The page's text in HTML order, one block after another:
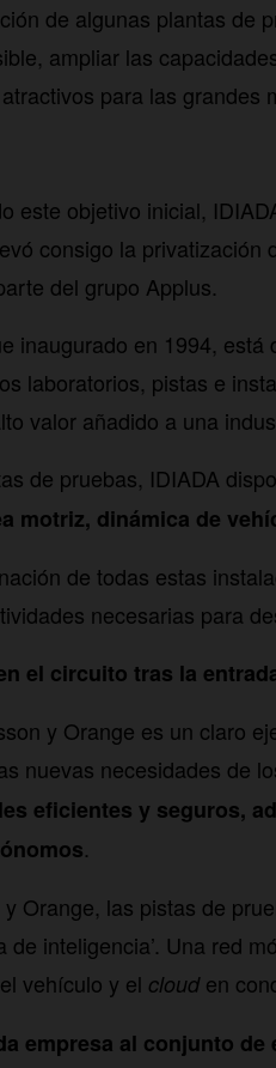
de algunas plantas de
ampliar las
para las grandes
este objetivo inicial,
consigo la privatización
del grupo Applus.
inaugurado en 1994,
laboratorios, pistas e
valor añadido a una
de pruebas, IDIADA
motriz, dinámica de
de todas estas
necesarias para
el circuito tras la
y Orange es un claro
nuevas necesidades de
eficientes y seguros,
.
Orange, las pistas de
de inteligencia’. Una red
vehículo y el clouden
empresa al conjunto de